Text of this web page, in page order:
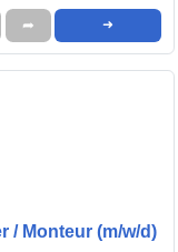
➦ ➜
/ Monteur (m/w/d)